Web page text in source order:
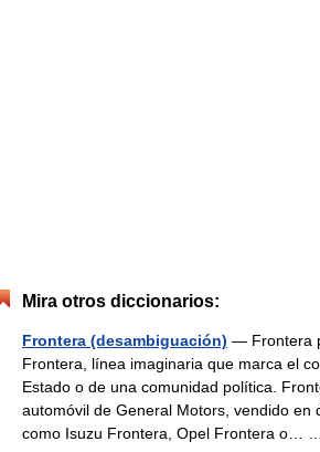
Mira otros diccionarios:
Frontera (desambiguación) — Frontera
Frontera, línea imaginaria que marca el
Estado o de una comunidad política.
automóvil de General Motors, vendido en
como Isuzu Frontera, Opel Frontera o…